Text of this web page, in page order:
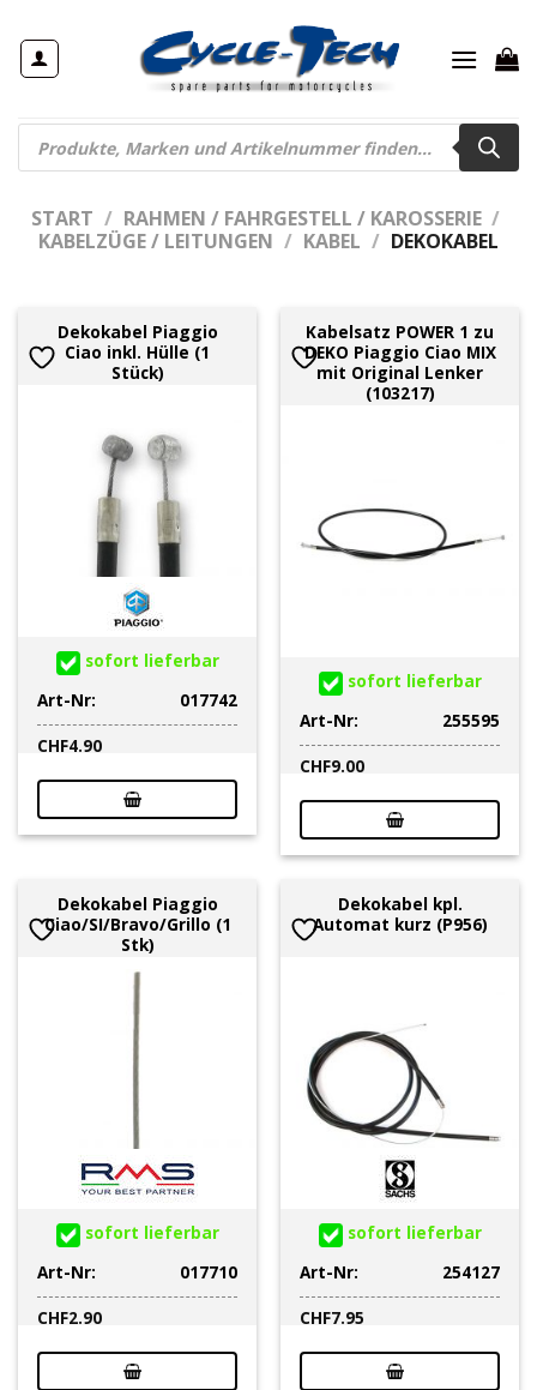
Inhalt
springen
Products
search
START / RAHMEN / FAHRGESTELL / KAROSSERIE /
KABELZÜGE / LEITUNGEN / KABEL / DEKOKABEL
Dekokabel Piaggio
Ciao inkl. Hülle (1
Stück)
sofort lieferbar
Art-Nr:
017742
CHF4.90
Kabelsatz POWER 1 zu
DEKO Piaggio Ciao MIX
mit Original Lenker
(103217)
sofort lieferbar
Art-Nr:
255595
CHF9.00
Dekokabel Piaggio
Ciao/SI/Bravo/Grillo (1
Stk)
sofort lieferbar
Art-Nr:
017710
CHF2.90
Dekokabel kpl.
Automat kurz (P956)
sofort lieferbar
Art-Nr:
254127
CHF7.95